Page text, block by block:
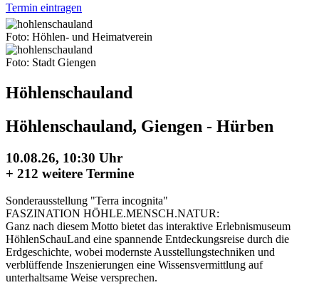
Termin eintragen
Foto: Höhlen- und Heimatverein
Foto: Stadt Giengen
Höhlenschauland
Höhlenschauland, Giengen - Hürben
10.08.26, 10:30 Uhr
+ 212 weitere Termine
Sonderausstellung "Terra incognita"
FASZINATION HÖHLE.MENSCH.NATUR:
Ganz nach diesem Motto bietet das interaktive Erlebnismuseum
HöhlenSchauLand eine spannende Entdeckungsreise durch die
Erdgeschichte, wobei modernste Ausstellungstechniken und
verblüffende Inszenierungen eine Wissensvermittlung auf
unterhaltsame Weise versprechen.